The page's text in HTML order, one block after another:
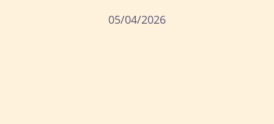
05/04/2026